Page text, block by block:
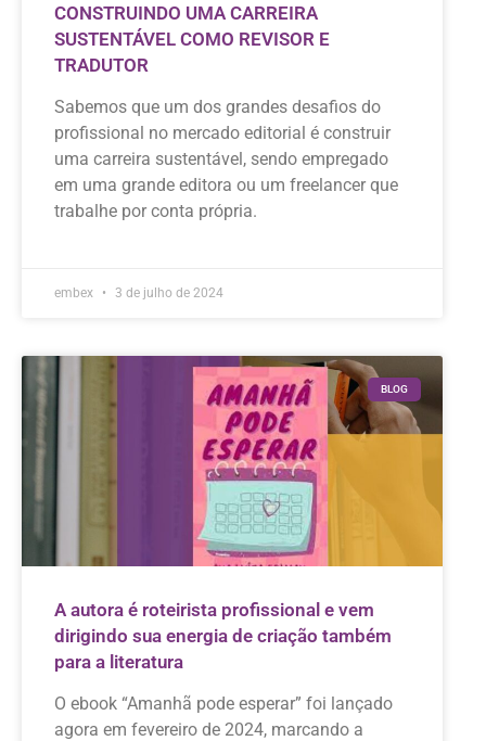
CONSTRUINDO UMA CARREIRA
SUSTENTÁVEL COMO REVISOR E
TRADUTOR
Sabemos que um dos grandes desafios do
profissional no mercado editorial é construir
uma carreira sustentável, sendo empregado
em uma grande editora ou um freelancer que
trabalhe por conta própria.
embex 3 de julho de 2024
BLOG
A autora é roteirista profissional e vem
dirigindo sua energia de criação também
para a literatura
O ebook “Amanhã pode esperar” foi lançado
agora em fevereiro de 2024, marcando a